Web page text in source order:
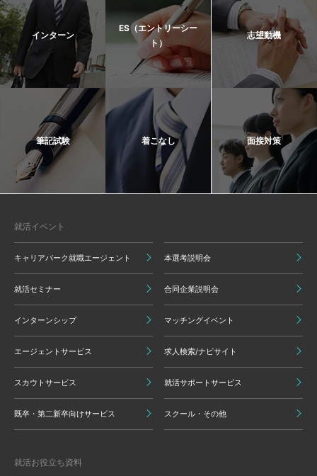
インターン
ES（エントリーシー
ト）
志望動機
筆記試験 着こなし 面接対策
就活イベント
キャリアパーク就職エージェント 本選考説明会
就活セミナー 合同企業説明会
インターンシップ マッチングイベント
エージェントサービス 求人検索/ナビサイト
スカウトサービス 就活サポートサービス
既卒・第二新卒向けサービス スクール・その他
就活お役立ち資料